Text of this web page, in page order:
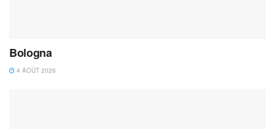
Bologna
4 AOÛT 2026